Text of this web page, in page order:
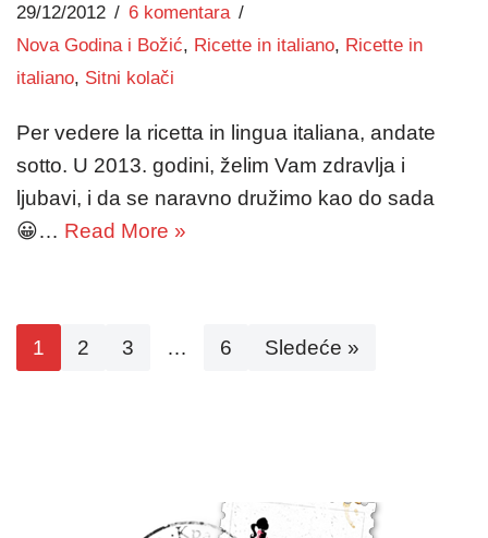
29/12/2012
6 komentara
Nova Godina i Božić, Ricette in italiano, Ricette in
italiano, Sitni kolači
Per vedere la ricetta in lingua italiana, andate
sotto. U 2013. godini, želim Vam zdravlja i
ljubavi, i da se naravno družimo kao do sada
😀… Read More »
1 2 3 … 6 Sledeće »